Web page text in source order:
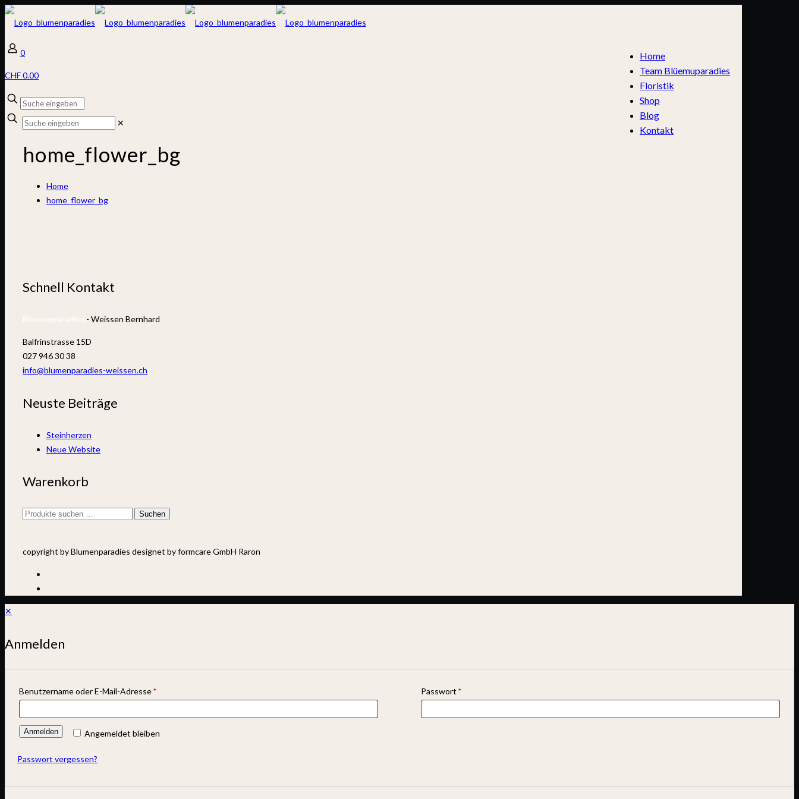
Home
Team Blüemuparadies
Floristik
Shop
Blog
Kontakt
0
CHF 0.00
✕
home_flower_bg
Home
home_flower_bg
Schnell Kontakt
- Weissen Bernhard
Balfrinstrasse 15D
027 946 30 38
info@blumenparadies-weissen.ch
Neuste Beiträge
Steinherzen
Neue Website
Warenkorb
Suchen
Suchen
copyright by Blumenparadies designet by formcare GmbH Raron
✕
Anmelden
Benutzername oder E-Mail-Adresse* Passwort *
Angemeldet bleiben
Anmelden
Passwort vergessen?